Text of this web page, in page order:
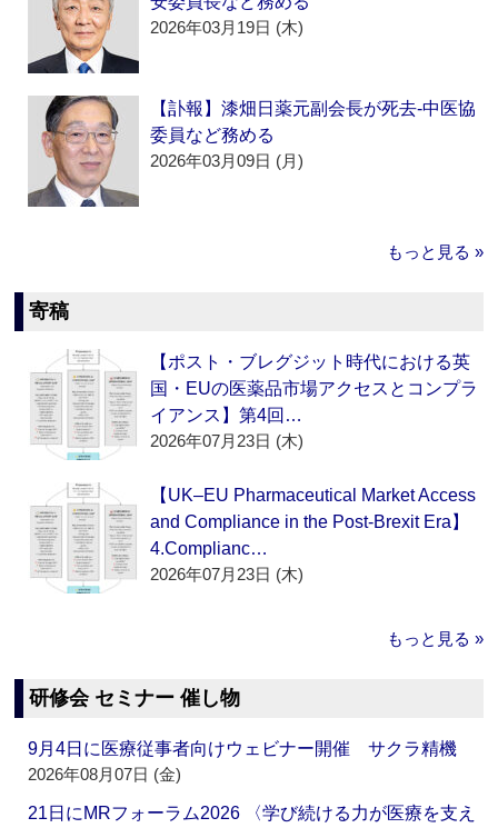
2026年03月19日 (木)
【訃報】漆畑日薬元副会長が死去‐中医協
委員など務める
2026年03月09日 (月)
もっと見る »
寄稿
【ポスト・ブレグジット時代における英
国・EUの医薬品市場アクセスとコンプラ
イアンス】第4回…
2026年07月23日 (木)
【UK–EU Pharmaceutical Market Access
and Compliance in the Post-Brexit Era】
4.Complianc…
2026年07月23日 (木)
もっと見る »
研修会 セミナー 催し物
9月4日に医療従事者向けウェビナー開催 サクラ精機
2026年08月07日 (金)
21日にMRフォーラム2026 〈学び続ける力が医療を支え